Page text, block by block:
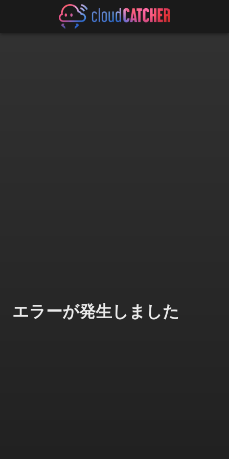
エラーが発生しました